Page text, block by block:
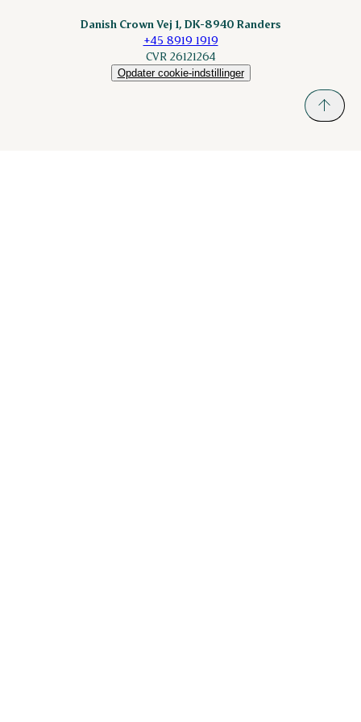
Danish Crown Vej 1, DK-8940 Randers
+45 8919 1919
CVR 26121264
Opdater cookie-indstillinger